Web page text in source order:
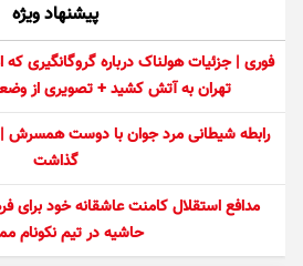
پیشنهاد ویژه
فوری | جزئیات هولناک درباره گروگانگیری که
تهران به آتش کشید + تصویری از
رابطه شیطانی مرد جوان با دوست همسرش
گذاشت
مدافع استقلال کامنت عاشقانه خود برای
حاشیه در تیم نکونام